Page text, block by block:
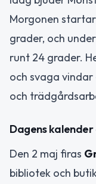
Morgonen
grader, och
runt 24 grader.
och svaga
och
Dagens
Den 2 maj firas
bibliotek och